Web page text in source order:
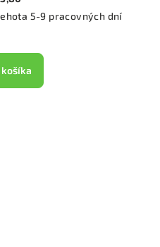
5-9 pracovných dní
košíka